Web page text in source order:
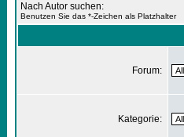
Nach Autor suchen:
Benutzen Sie das *-Zeichen als Platzhalter
Forum:
Kategorie: